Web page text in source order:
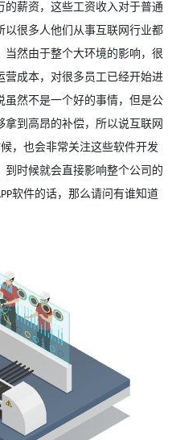
薪资，这些工资收入对于普通
以很多人他们从事互联网行业都
然由于整个大环境的影响，很
营成本，对很多员工已经开始进
虽然不是一个好的事情，但是公
到高昂的补偿，所以说互联网
，也会非常关注这些软件开发
到时候就会直接影响整个公司的
软件的话，那么请问有谁知道